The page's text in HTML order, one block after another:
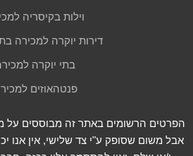
וילות בקיסריה
דירות יוקרה למכירה
בתי יוקרה
פנטהאוזים
הפרטים הרשומים באתר זה מבוססים על
אבל משום שסופק ע"י צד שלישי, אין אנו